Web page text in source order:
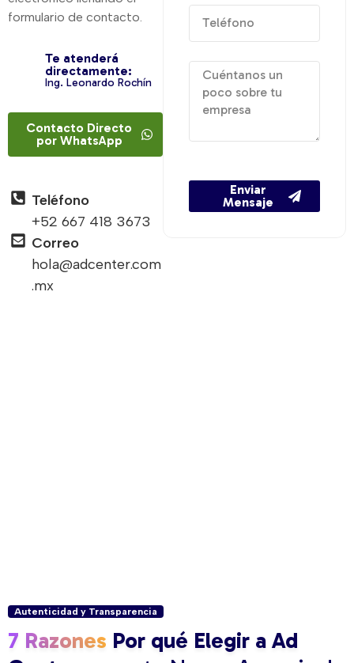
formulario de contacto.
Te atenderá
directamente:
Ing. Leonardo Rochín
Contacto Directo
por WhatsApp
Teléfono
+52 667 418 3673
Correo
hola@adcenter.com
.mx
Enviar
Mensaje
Autenticidad y Transparencia
7 Razones Por qué Elegir a Ad